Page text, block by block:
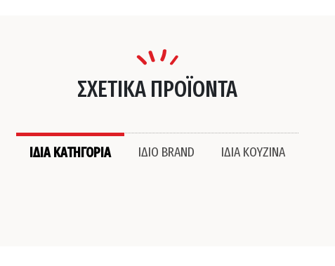
ΣΧΕΤΙΚΑ ΠΡΟΪΟΝΤΑ
ΙΔΙΑ ΚΑΤΗΓΟΡΙΑ ΙΔΙΟ BRAND ΙΔΙΑ ΚΟΥΖΙΝΑ